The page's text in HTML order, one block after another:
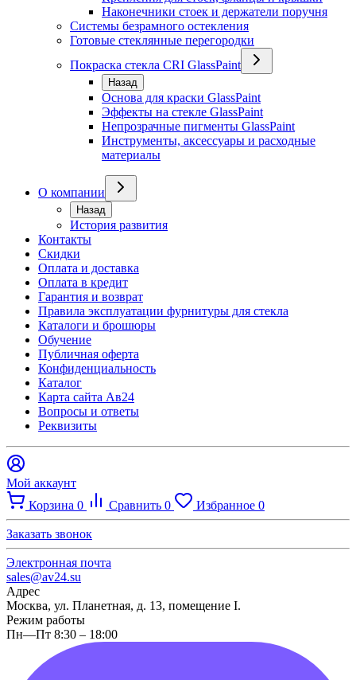
Наконечники стоек и держатели поручня
Системы безрамного остекления
Готовые стеклянные перегородки
Покраска стекла CRI GlassPaint
Назад
Основа для краски GlassPaint
Эффекты на стекле GlassPaint
Непрозрачные пигменты GlassPaint
Инструменты, аксессуары и расходные
материалы
О компании
Назад
История развития
Контакты
Скидки
Оплата и доставка
Оплата в кредит
Гарантия и возврат
Правила эксплуатации фурнитуры для стекла
Каталоги и брошюры
Обучение
Публичная оферта
Конфиденциальность
Каталог
Карта сайта Ав24
Вопросы и ответы
Реквизиты
Мой аккаунт
Корзина 0 Сравнить 0 Избранное 0
Заказать звонок
Электронная почта
sales@av24.su
Адрес
Москва, ул. Планетная, д. 13, помещение I.
Режим работы
Пн—Пт 8:30 – 18:00